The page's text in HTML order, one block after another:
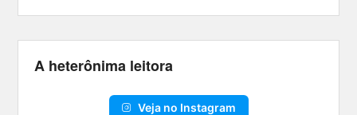
A heterônima leitora
Veja no Instagram